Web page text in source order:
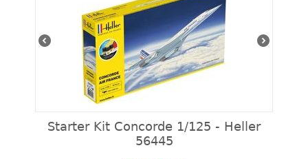
Starter Kit Concorde 1/125 - Heller
56445